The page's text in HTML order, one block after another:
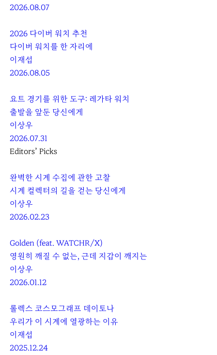
2026.08.07
2026 다이버 워치 추천
다이버 워치를 한 자리에
이재섭
2026.08.05
요트 경기를 위한 도구: 레가타 워치
출발을 앞둔 당신에게
이상우
2026.07.31
Editors’ Picks
완벽한 시계 수집에 관한 고찰
시계 컬렉터의 길을 걷는 당신에게
이상우
2026.02.23
Golden (feat. WATCHR/X)
영원히 깨질 수 없는, 근데 지갑이 깨지는
이상우
2026.01.12
롤렉스 코스모그래프 데이토나
우리가 이 시계에 열광하는 이유
이재섭
2025.12.24